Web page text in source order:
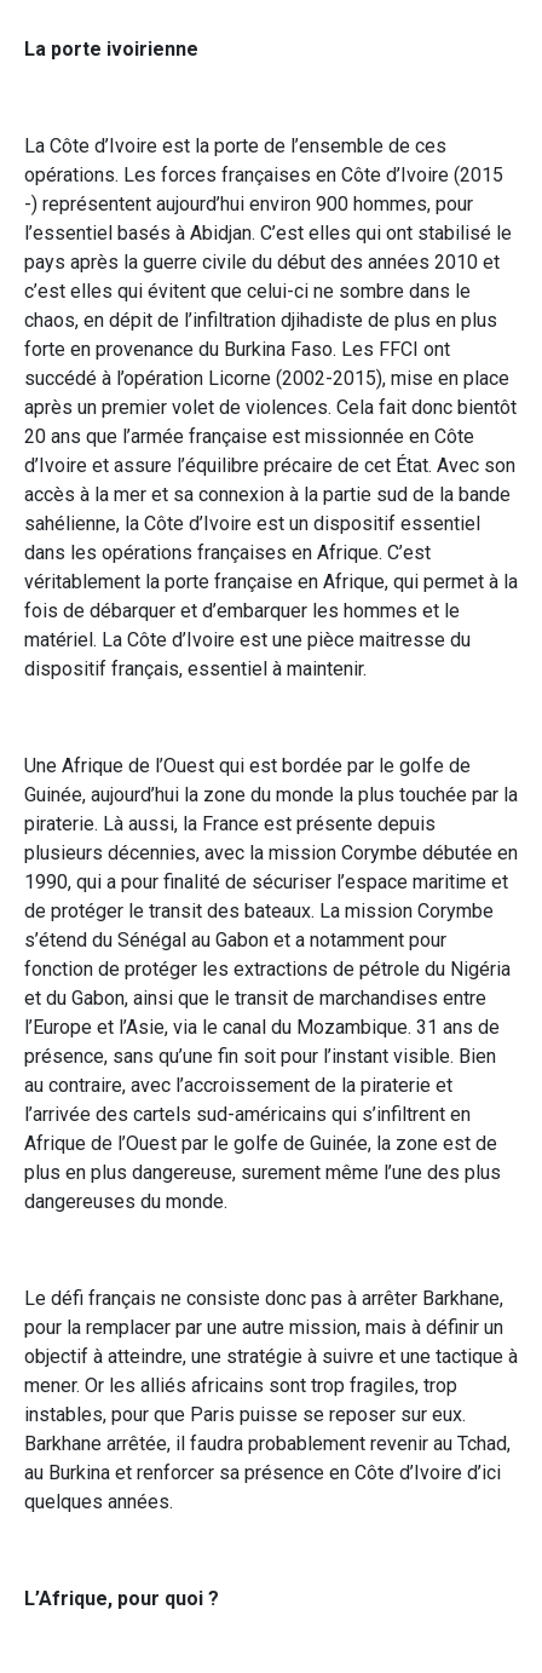
La porte ivoirienne
La Côte d’Ivoire est la porte de l’ensemble de ces
opérations. Les forces françaises en Côte d’Ivoire (2015
-) représentent aujourd’hui environ 900 hommes, pour
l’essentiel basés à Abidjan. C’est elles qui ont stabilisé le
pays après la guerre civile du début des années 2010 et
c’est elles qui évitent que celui-ci ne sombre dans le
chaos, en dépit de l’infiltration djihadiste de plus en plus
forte en provenance du Burkina Faso. Les FFCI ont
succédé à l’opération Licorne (2002-2015), mise en place
après un premier volet de violences. Cela fait donc bientôt
20 ans que l’armée française est missionnée en Côte
d’Ivoire et assure l’équilibre précaire de cet État. Avec son
accès à la mer et sa connexion à la partie sud de la bande
sahélienne, la Côte d’Ivoire est un dispositif essentiel
dans les opérations françaises en Afrique. C’est
véritablement la porte française en Afrique, qui permet à la
fois de débarquer et d’embarquer les hommes et le
matériel. La Côte d’Ivoire est une pièce maitresse du
dispositif français, essentiel à maintenir.
Une Afrique de l’Ouest qui est bordée par le golfe de
Guinée, aujourd’hui la zone du monde la plus touchée par la
piraterie. Là aussi, la France est présente depuis
plusieurs décennies, avec la mission Corymbe débutée en
1990, qui a pour finalité de sécuriser l’espace maritime et
de protéger le transit des bateaux. La mission Corymbe
s’étend du Sénégal au Gabon et a notamment pour
fonction de protéger les extractions de pétrole du Nigéria
et du Gabon, ainsi que le transit de marchandises entre
l’Europe et l’Asie, via le canal du Mozambique. 31 ans de
présence, sans qu’une fin soit pour l’instant visible. Bien
au contraire, avec l’accroissement de la piraterie et
l’arrivée des cartels sud-américains qui s’infiltrent en
Afrique de l’Ouest par le golfe de Guinée, la zone est de
plus en plus dangereuse, surement même l’une des plus
dangereuses du monde.
Le défi français ne consiste donc pas à arrêter Barkhane,
pour la remplacer par une autre mission, mais à définir un
objectif à atteindre, une stratégie à suivre et une tactique à
mener. Or les alliés africains sont trop fragiles, trop
instables, pour que Paris puisse se reposer sur eux.
Barkhane arrêtée, il faudra probablement revenir au Tchad,
au Burkina et renforcer sa présence en Côte d’Ivoire d’ici
quelques années.
L’Afrique, pour quoi ?